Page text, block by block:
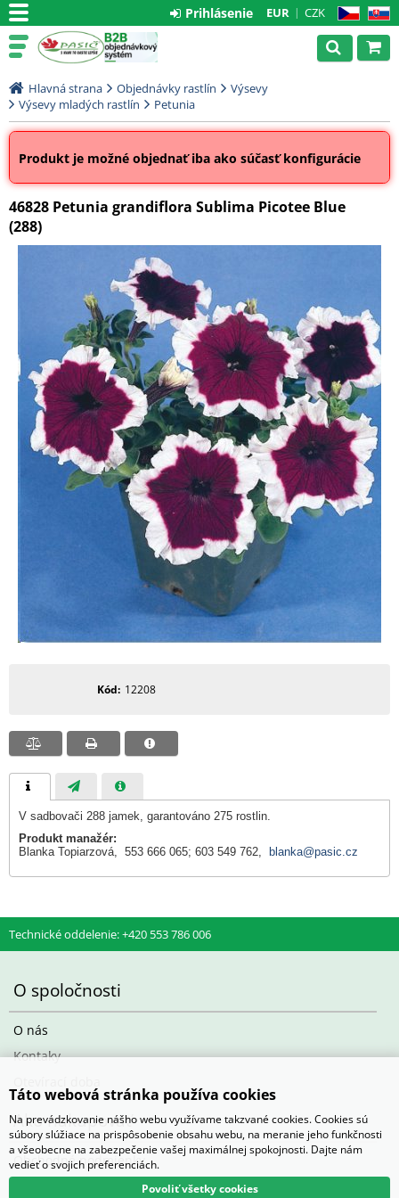
CZ SK
EUR CZK
Prihlásenie
Hlavná strana Objednávky rastlín
Výsevy
Výsevy mladých rastlín
Petunia
Produkt je možné objednať iba ako súčasť konfigurácie
46828 Petunia grandiflora Sublima Picotee Blue
(288)
Kód 12208
V sadbovači 288 jamek, garantováno 275 rostlin.
Produkt manažér:
Blanka Topiarzová, 553 666 065; 603 549 762,
blanka@pasic.cz
Technické oddelenie: +420 553 786 006
O spoločnosti
O nás
Kontaky
Ako nakupovať
Obchodné podmienky
Táto webová stránka používa cookies
Na prevádzkovanie nášho webu využívame takzvané cookies. Cookies sú
súbory slúžiace na prispôsobenie obsahu webu, na meranie jeho funkčnosti
a všeobecne na zabezpečenie vašej maximálnej spokojnosti. Dajte nám
vedieť o svojich preferenciách.
Povoliť všetky cookies